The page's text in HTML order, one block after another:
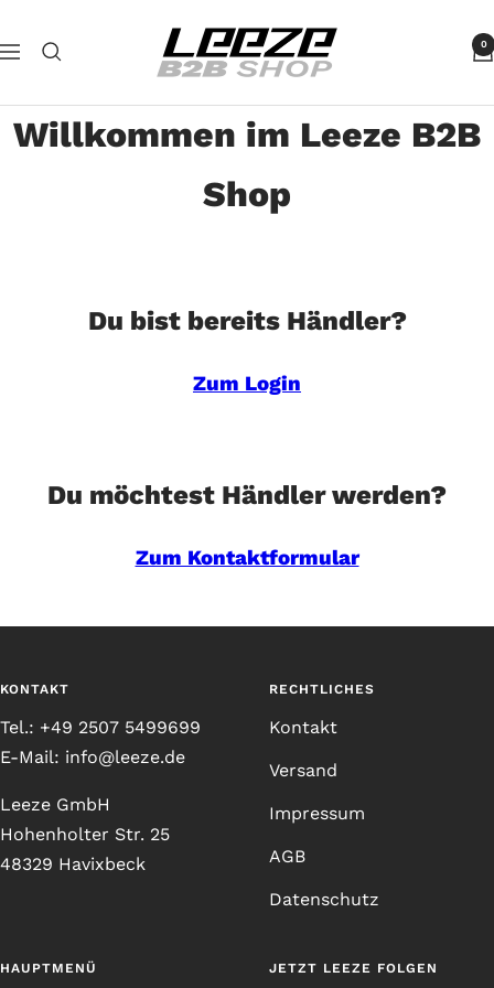
zum
Navigation
Leeze
B2B
0
Willkommen im Leeze B2B
Shop
Du bist bereits Händler?
Zum Login
Du möchtest Händler werden?
Zum Kontaktformular
KONTAKT
Tel.: +49 2507 5499699
E-Mail: info@leeze.de
Leeze GmbH
Hohenholter Str. 25
48329 Havixbeck
RECHTLICHES
Kontakt
Versand
Impressum
AGB
Datenschutz
HAUPTMENÜ JETZT LEEZE FOLGEN